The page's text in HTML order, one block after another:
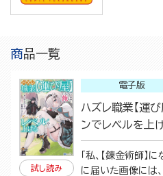
商品一覧
試し読み
電子版
ハズレ職業【運
ンでレベルを上
「私、【錬金術師】
に届いた画像には